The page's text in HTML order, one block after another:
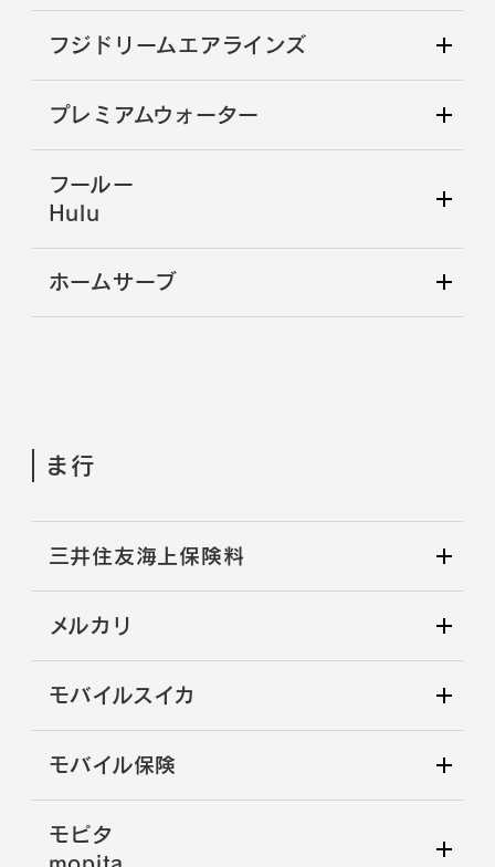
フジドリームエアラインズ
プレミアムウォーター
フールー
Hulu
ホームサーブ
ま行
三井住友海上保険料
メルカリ
モバイルスイカ
モバイル保険
モピタ
mopita